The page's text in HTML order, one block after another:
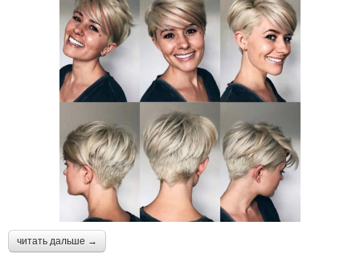
читать дальше →